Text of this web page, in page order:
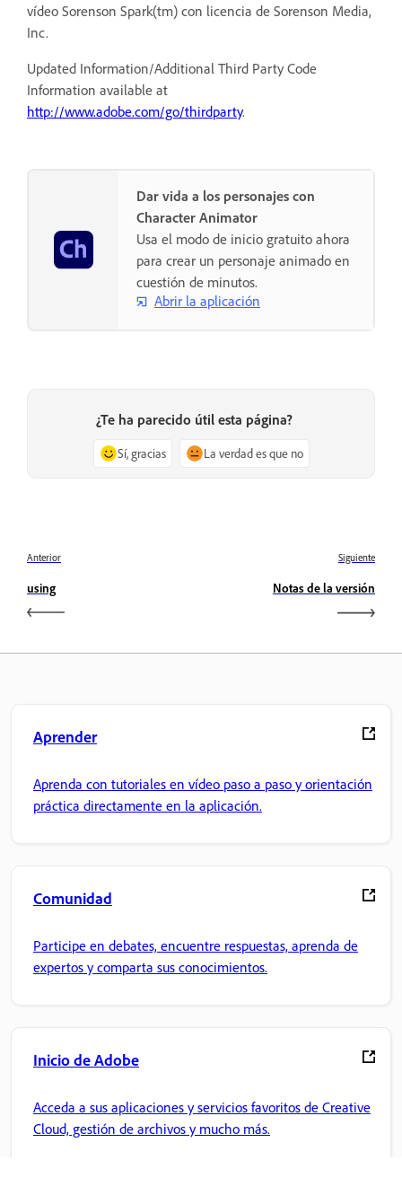
vídeo Sorenson Spark(tm) con licencia de Sorenson Media,
Inc.
Updated Information/Additional Third Party Code
Information available at
http://www.adobe.com/go/thirdparty.
Dar vida a los personajes con
Character Animator
Usa el modo de inicio gratuito ahora
para crear un personaje animado en
cuestión de minutos.
Abrir la aplicación
¿Te ha parecido útil esta página?
Sí, gracias La verdad es que no
Anterior
using
Siguiente
Notas de la versión
Aprender
Aprenda con tutoriales en vídeo paso a paso y orientación
práctica directamente en la aplicación.
Comunidad
Participe en debates, encuentre respuestas, aprenda de
expertos y comparta sus conocimientos.
Inicio de Adobe
Acceda a sus aplicaciones y servicios favoritos de Creative
Cloud, gestión de archivos y mucho más.